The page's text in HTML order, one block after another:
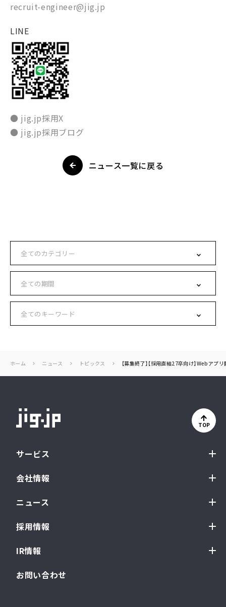
recruit-engineer@jig.jp
LINE
● jig.jp採用X
● jig.jp採用ブログ
ニュース一覧に戻る
ホーム ニュース トピックス 【募集終了】【採用直結27卒向け】Webアプ
サービス
会社情報
ニュース
採用情報
IR情報
お問い合わせ
TOP